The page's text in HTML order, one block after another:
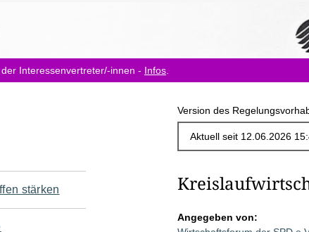
Interessenvertreter/-innen - Infos
Version des
stärken
Angegeben von: